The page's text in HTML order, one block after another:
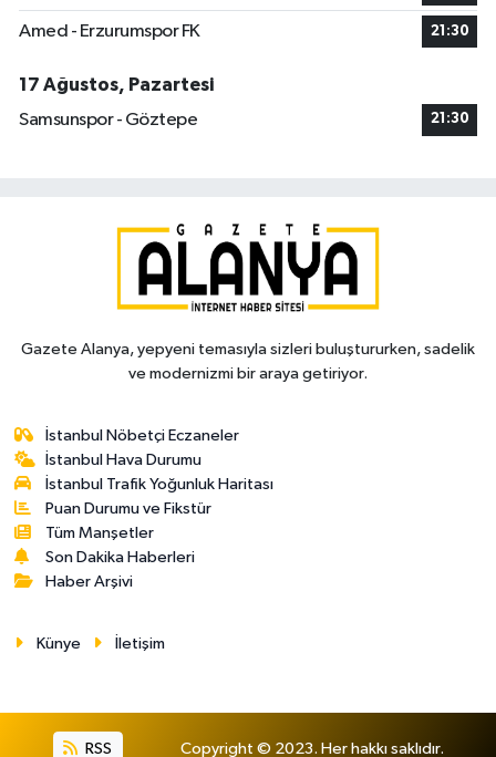
Amed - Erzurumspor FK 21:30
17 Ağustos, Pazartesi
Samsunspor - Göztepe
21:30
Gazete Alanya, yepyeni temasıyla sizleri buluştururken, sadelik
ve modernizmi bir araya getiriyor.
İstanbul Nöbetçi Eczaneler
İstanbul Hava Durumu
İstanbul Trafik Yoğunluk Haritası
Puan Durumu ve Fikstür
Tüm Manşetler
Son Dakika Haberleri
Haber Arşivi
Künye İletişim
RSS Copyright © 2023. Her hakkı saklıdır.